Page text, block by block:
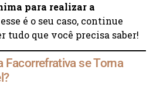
para realizar a
esse é o seu caso, continue
tudo que você precisa saber!
Facorrefrativa se Torna